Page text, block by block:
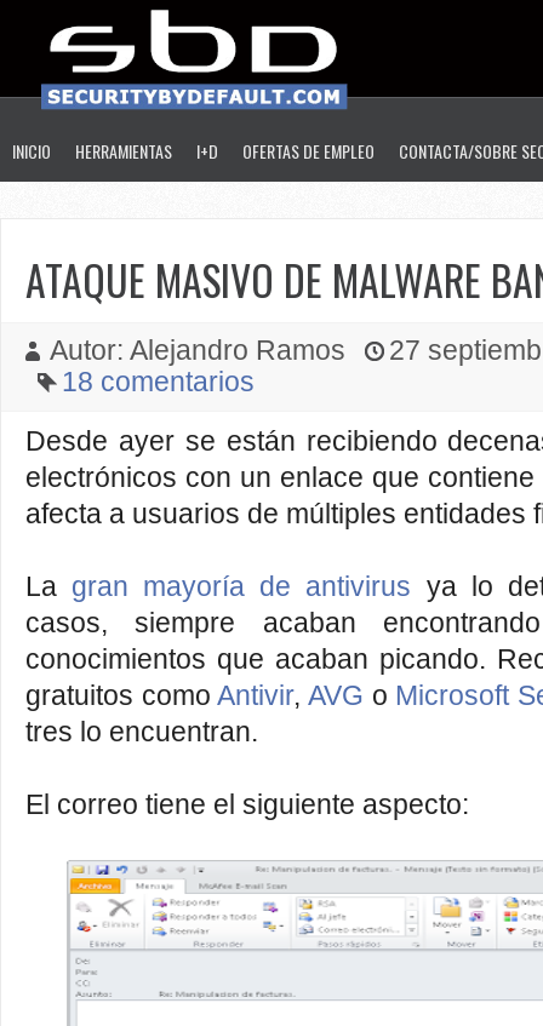
INICIO HERRAMIENTAS I+D OFERTAS DE EMPLEO CONTACTA/SOBRE
ATAQUE MASIVO DE MALWARE
Autor: Alejandro Ramos
27
18 comentarios
Desde ayer se están recibiendo
electrónicos con un enlace que contiene
afecta a usuarios de múltiples entidades
La gran mayoría de antivirus ya lo
casos, siempre acaban
conocimientos que acaban picando.
gratuitos comoAntivir,AVG o Microsoft
tres lo encuentran.
El correo tiene el siguiente aspecto: